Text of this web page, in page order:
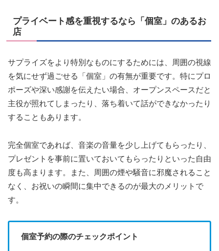
プライベート感を重視するなら「個室」のあるお
店
サプライズをより特別なものにするためには、周囲の視線
を気にせず過ごせる「個室」の有無が重要です。特にプロ
ポーズや深い感謝を伝えたい場合、オープンスペースだと
主役が照れてしまったり、落ち着いて話ができなかったり
することもあります。
完全個室であれば、音楽の音量を少し上げてもらったり、
プレゼントを事前に置いておいてもらったりといった自由
度も高まります。また、周囲の煙や騒音に邪魔されること
なく、お祝いの瞬間に集中できるのが最大のメリットで
す。
個室予約の際のチェックポイント